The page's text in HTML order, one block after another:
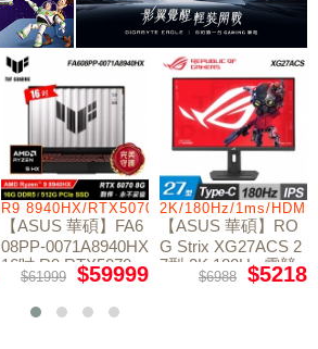
R9 8940HX/RTX5070/512GB/16G
【ASUS 華碩】FA6
08PP-0071A8940HX
16吋 R9 RTX5070
電競筆電
$61999 $59999
2K/180Hz/1ms/
【ASUS 華碩】RO
G Strix XG27ACS 2
7型 2K 180Hz 電競
$6988 $5218